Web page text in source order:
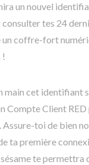
un nouvel
tes 24
un coffre-fort
!
main cet identifiant
Compte Client RED
Assure-toi de bien
ta première
te permettra